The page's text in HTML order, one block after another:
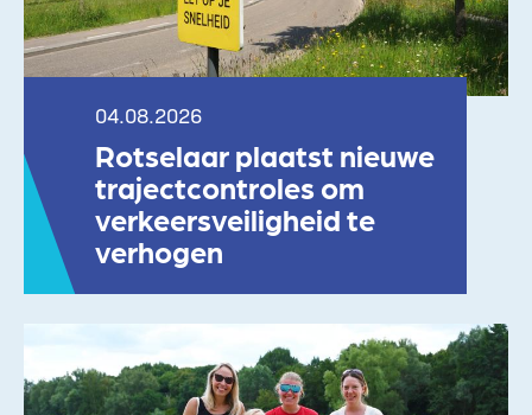
Lees meer04.08.2026
Rotselaar plaatst nieuwe
trajectcontroles om
verkeersveiligheid te
verhogen